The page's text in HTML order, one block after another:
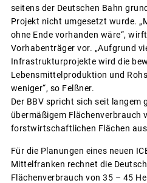
seitens der Deutschen Bahn
Projekt nicht umgesetzt wurde.
ohne Ende vorhanden wäre“,
Vorhabenträger vor. „Aufgrund
Infrastrukturprojekte wird die
Lebensmittelproduktion und
weniger“, so Felßner.
Der BBV spricht sich seit langem
übermäßigem Flächenverbrauch
forstwirtschaftlichen Flächen
Für die Planungen eines neuen
Mittelfranken rechnet die
Flächenverbrauch von 35 – 45